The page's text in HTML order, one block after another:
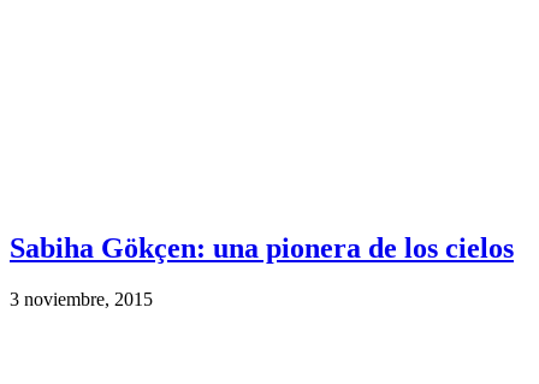
Sabiha Gökçen: una pionera de los cielos
3 noviembre, 2015